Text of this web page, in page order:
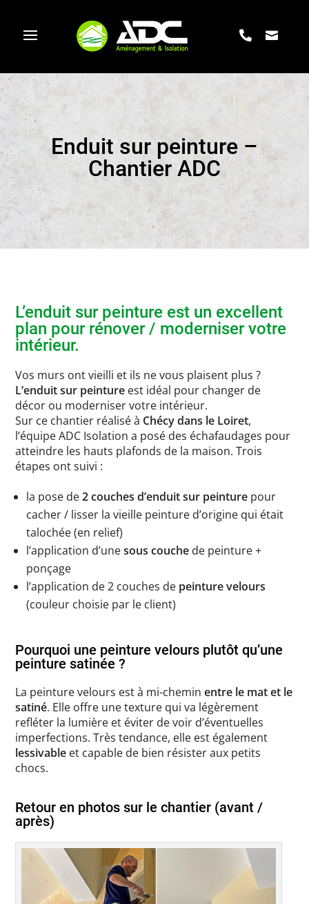
Enduit sur peinture –
Chantier ADC
L’enduit sur peinture est un excellent
plan pour rénover / moderniser votre
intérieur.
Vos murs ont vieilli et ils ne vous plaisent plus ?
L’enduit sur peinture est idéal pour changer de
décor ou moderniser votre intérieur.
Sur ce chantier réalisé à Chécy dans le Loiret,
l’équipe ADC Isolation a posé des échafaudages pour
atteindre les hauts plafonds de la maison. Trois
étapes ont suivi :
la pose de2 couches d’enduit sur peinture pour
cacher / lisser la vieille peinture d’origine qui était
talochée (en relief)
l’application d’unesous couche de peinture +
ponçage
l’application de 2 couches de peinture velours
(couleur choisie par le client)
Pourquoi une peinture velours plutôt qu’une
peinture satinée ?
La peinture velours est à mi-cheminentre le mat et le
satiné. Elle offre une texture qui va légèrement
refléter la lumière et éviter de voir d’éventuelles
imperfections. Très tendance, elle est également
lessivable et capable de bien résister aux petits
chocs.
Retour en photos sur le chantier (avant /
après)